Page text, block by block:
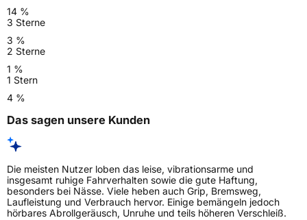
14 %
3 Sterne
3 %
2 Sterne
1 %
1 Stern
4 %
Das sagen unsere Kunden
Die meisten Nutzer loben das leise, vibrationsarme und
insgesamt ruhige Fahrverhalten sowie die gute Haftung,
besonders bei Nässe. Viele heben auch Grip, Bremsweg,
Laufleistung und Verbrauch hervor. Einige bemängeln jedoch
hörbares Abrollgeräusch, Unruhe und teils höheren Verschleiß.